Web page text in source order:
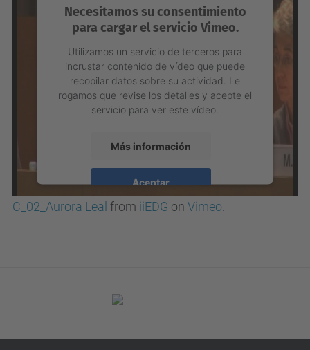
Necesitamos su consentimiento
para cargar el servicio Vimeo.
Utilizamos un servicio de terceros para
incrustar contenido de vídeo que puede
recopilar datos sobre su actividad. Le
rogamos que revise los detalles y acepte el
servicio para ver este vídeo.
Más información
Aceptar
powered byUsercentrics Consent
C_02_Aurora Leal from iiEDG on Vimeo